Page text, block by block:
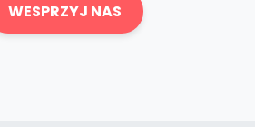
WESPRZYJ NAS